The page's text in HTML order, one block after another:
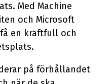
Med Machine
och Microsoft
en kraftfull och
på förhållandet